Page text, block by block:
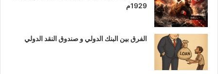
1929م
الفرق بين البنك الدولي و صندوق النقد الدولي